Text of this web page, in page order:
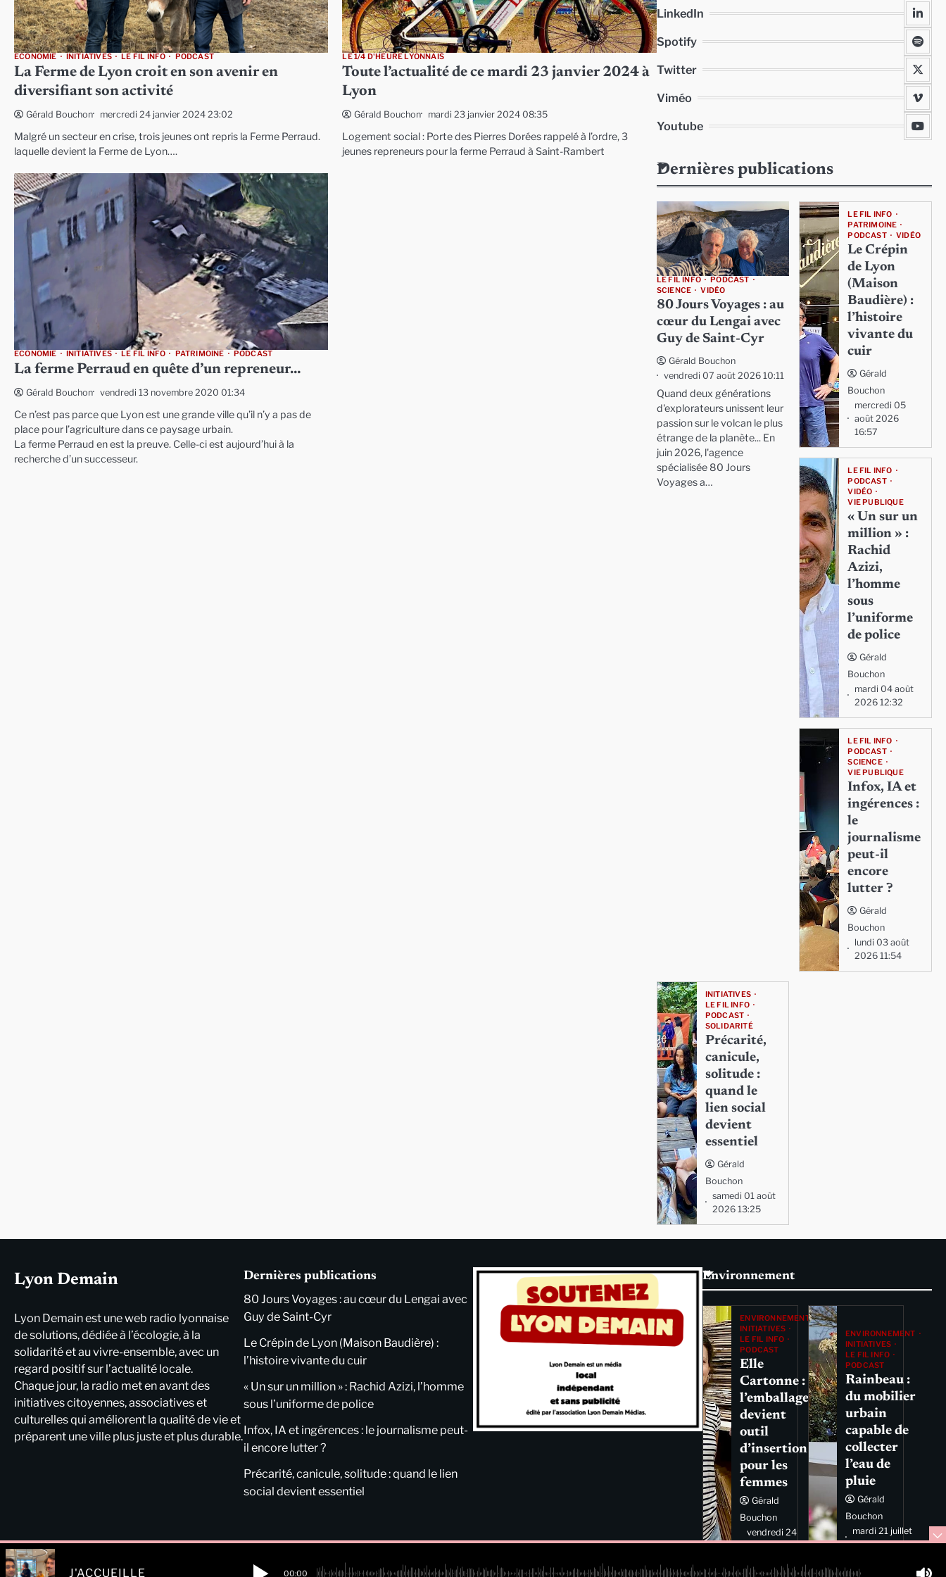
ECONOMIE INITIATIVES LE FIL INFO PODCAST
La Ferme de Lyon croit en son avenir en
diversifiant son activité
Gérald Bouchon mercredi 24 janvier 2024 23:02
Malgré un secteur en crise, trois jeunes ont repris la Ferme Perraud.
laquelle devient la Ferme de Lyon….
LE 1/4 D'HEURE LYONNAIS
Toute l’actualité de ce mardi 23 janvier 2024 à
Lyon
Gérald Bouchon mardi 23 janvier 2024 08:35
Logement social : Porte des Pierres Dorées rappelé à l’ordre, 3
jeunes repreneurs pour la ferme Perraud à Saint-Rambert
ECONOMIE INITIATIVES LE FIL INFO PATRIMOINE PODCAST
La ferme Perraud en quête d’un repreneur…
Gérald Bouchon vendredi 13 novembre 2020 01:34
Ce n’est pas parce que Lyon est une grande ville qu’il n’y a pas de
place pour l’agriculture dans ce paysage urbain.
La ferme Perraud en est la preuve. Celle-ci est aujourd’hui à la
recherche d’un successeur.
LinkedIn
Spotify
Twitter
Viméo
Youtube
Dernières publications
LE FIL INFO
PODCAST
SCIENCE
VIDÉO
80 Jours Voyages : au
cœur du Lengai avec
Guy de Saint-Cyr
Gérald Bouchon
vendredi 07 août 2026 10:11
Quand deux générations
d'explorateurs unissent leur
passion sur le volcan le plus
étrange de la planète... En
juin 2026, l'agence
spécialisée 80 Jours
Voyages a…
LE FIL INFO
PATRIMOINE
PODCAST
VIDÉO
Le Crépin
de Lyon
(Maison
Baudière) :
l’histoire
vivante du
cuir
Gérald
Bouchon
mercredi 05
août 2026
16:57
LE FIL INFO
PODCAST
VIDÉO
VIE PUBLIQUE
« Un sur un
million » :
Rachid
Azizi,
l’homme
sous
l’uniforme
de police
Gérald
Bouchon
mardi 04 août
2026 12:32
LE FIL INFO
PODCAST
SCIENCE
VIE PUBLIQUE
Infox, IA et
ingérences :
le
journalisme
peut-il
encore
lutter ?
Gérald
Bouchon
lundi 03 août
2026 11:54
INITIATIVES
LE FIL INFO
PODCAST
SOLIDARITÉ
Précarité,
canicule,
solitude :
quand le
lien social
devient
essentiel
Gérald
Bouchon
samedi 01 août
2026 13:25
Lyon Demain
Lyon Demain est une web radio lyonnaise
de solutions, dédiée à l’écologie, à la
solidarité et au vivre-ensemble, avec un
regard positif sur l’actualité locale.
Chaque jour, la radio met en avant des
initiatives citoyennes, associatives et
culturelles qui améliorent la qualité de vie et
préparent une ville plus juste et plus durable.
Dernières publications
80 Jours Voyages : au cœur du Lengai avec
Guy de Saint-Cyr
Le Crépin de Lyon (Maison Baudière) :
l’histoire vivante du cuir
« Un sur un million » : Rachid Azizi, l’homme
sous l’uniforme de police
Infox, IA et ingérences : le journalisme peut-
il encore lutter ?
Précarité, canicule, solitude : quand le lien
social devient essentiel
Environnement
ENVIRONNEMENT
INITIATIVES
LE FIL INFO
PODCAST
Elle
Cartonne :
l’emballage
devient
outil
d’insertion
pour les
femmes
Gérald
Bouchon
vendredi 24
juillet 2026
ENVIRONNEMENT
INITIATIVES
LE FIL INFO
PODCAST
Rainbeau :
du mobilier
urbain
capable de
collecter
l’eau de
pluie
Gérald
Bouchon
mardi 21 juillet
2026 11:44
J'ACCUEILLE 00:00